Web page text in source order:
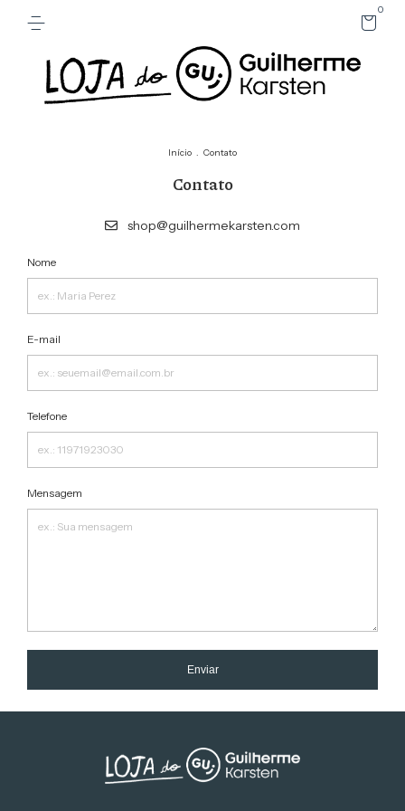
0
Início . Contato
Contato
shop@guilhermekarsten.com
Nome
E-mail
Telefone
Mensagem
Enviar